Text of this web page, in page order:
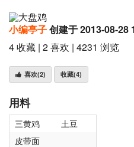
小编亭子创建于 2013-08-28
4 收藏 | 2 喜欢 | 4231 浏览
喜欢(2) 收藏(4)
用料
三黄鸡
土豆
皮带面